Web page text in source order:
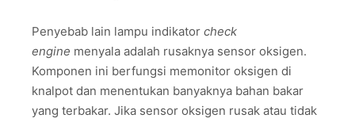
Penyebab lain lampu indikator check
engine menyala adalah rusaknya sensor oksigen.
Komponen ini berfungsi memonitor oksigen di
knalpot dan menentukan banyaknya bahan bakar
yang terbakar. Jika sensor oksigen rusak atau tidak